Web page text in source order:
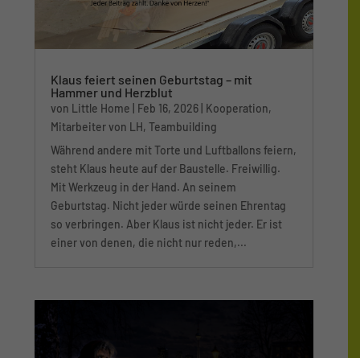
Klaus feiert seinen Geburtstag – mit
Hammer und Herzblut
von Little Home Feb 16, 2026 Kooperation,
Mitarbeiter von LH,Teambuilding
Während andere mit Torte und Luftballons feiern,
steht Klaus heute auf der Baustelle. Freiwillig.
Mit Werkzeug in der Hand. An seinem
Geburtstag. Nicht jeder würde seinen Ehrentag
so verbringen. Aber Klaus ist nicht jeder. Er ist
einer von denen, die nicht nur reden,...